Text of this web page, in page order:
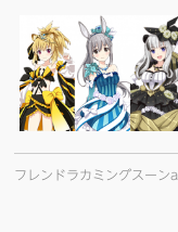
フレンドラカミングスーンa